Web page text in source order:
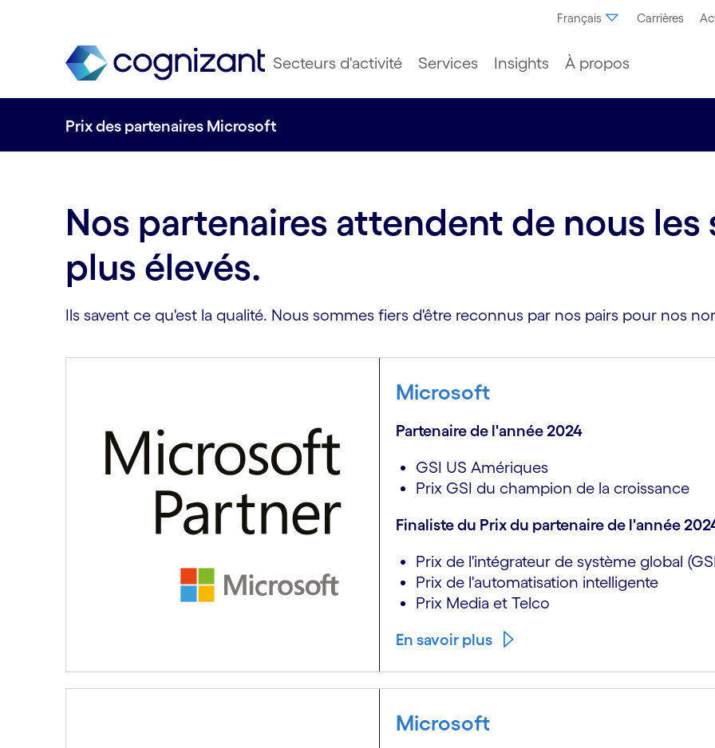
Français Carrières
Secteurs d'activité Services Insights À propos
Prix des partenaires Microsoft
Nos partenaires attendent de nous les
plus élevés.
Ils savent ce qu'est la qualité. Nous sommes fiers d'être reconnus par nos pairs pour nos
Microsoft
Partenaire de l'année 2024
GSI US Amériques
Prix GSI du champion de la croissance
Finaliste du Prix du partenaire de l'année
Prix de l'intégrateur de système global
Prix de l'automatisation intelligente
Prix Media et Telco
En savoir plus
Microsoft